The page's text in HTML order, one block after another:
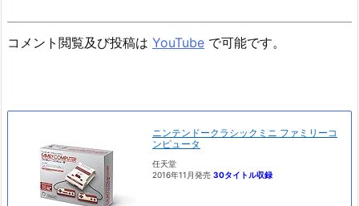
コメント閲覧及び投稿は YouTube で可能です。
ニンテンドークラシックミニ ファミリーコ
ンピュータ
任天堂
2016年11月発売 30タイトル収録